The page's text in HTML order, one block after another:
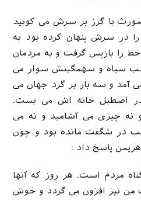
با گرز بر سرش می کوبید
را در سرش پنهان کرده بود به
را بازپس گرفت و به مردمان
سیاه و سهمگینش سوار می
آمد و سه بار بر گرد جهان می
اصطبل خانه اش می بست.
چیزی می آشامید و نه می
در شگفت مانده بود و چون
پاسخ داد :
مردم است. هر روز که آنها
من نیز افزون می گردد و خوش